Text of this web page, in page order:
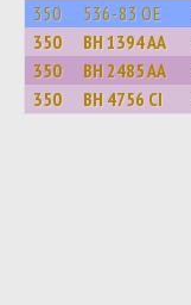
350 536-83 ОЕ
350 BH 1394 AA
350 BH 2485 AA
350 BH 4756 CI